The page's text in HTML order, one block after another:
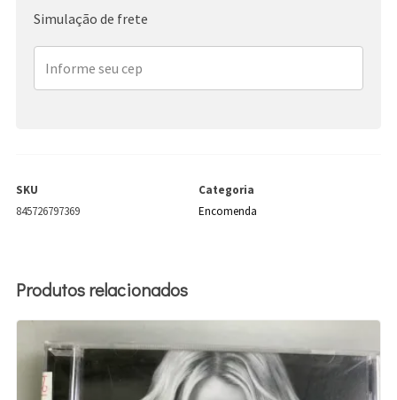
Simulação de frete
SKU
845726797369
Categoria
Encomenda
Produtos relacionados